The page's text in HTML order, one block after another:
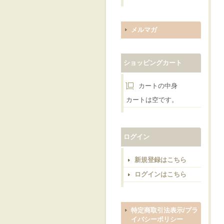
メルマガ
ショッピングカート
カートの中身
カートは空です。
ログイン
新規登録はこちら
ログインはこちら
特定商取引法表示/プラ
イバシーポリシー